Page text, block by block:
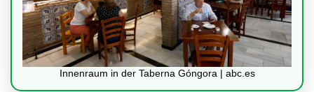
Innenraum in der Taberna Góngora | abc.es